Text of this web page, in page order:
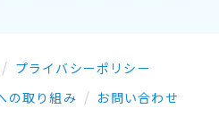
プライバシーポリシー
の取り組み
お問い合わせ